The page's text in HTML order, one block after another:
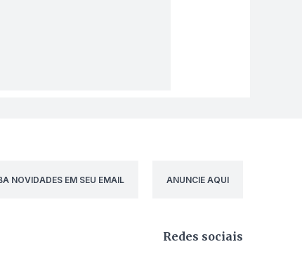
NOVIDADES EM SEU EMAIL ANUNCIE AQUI
Redes sociais